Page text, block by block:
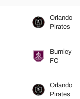
Orlando
Pirates
Burnley
FC
Orlando
Pirates